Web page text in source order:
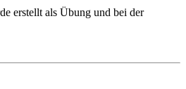
erstellt als Übung und bei der